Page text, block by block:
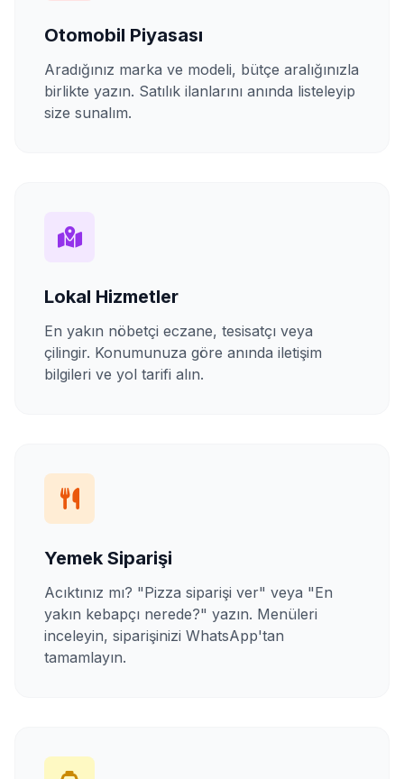
Otomobil Piyasası
Aradığınız marka ve modeli, bütçe aralığınızla
birlikte yazın. Satılık ilanlarını anında listeleyip
size sunalım.
Lokal Hizmetler
En yakın nöbetçi eczane, tesisatçı veya
çilingir. Konumunuza göre anında iletişim
bilgileri ve yol tarifi alın.
Yemek Siparişi
Acıktınız mı? "Pizza siparişi ver" veya "En
yakın kebapçı nerede?" yazın. Menüleri
inceleyin, siparişinizi WhatsApp'tan
tamamlayın.